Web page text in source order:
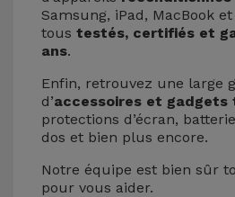
Samsung, iPad, MacBook
tous testés, certifiés et
ans.
Enfin, retrouvez une large
d’accessoires et gadgets
protections d’écran,
dos et bien plus encore.
Notre équipe est bien sûr
pour vous aider.